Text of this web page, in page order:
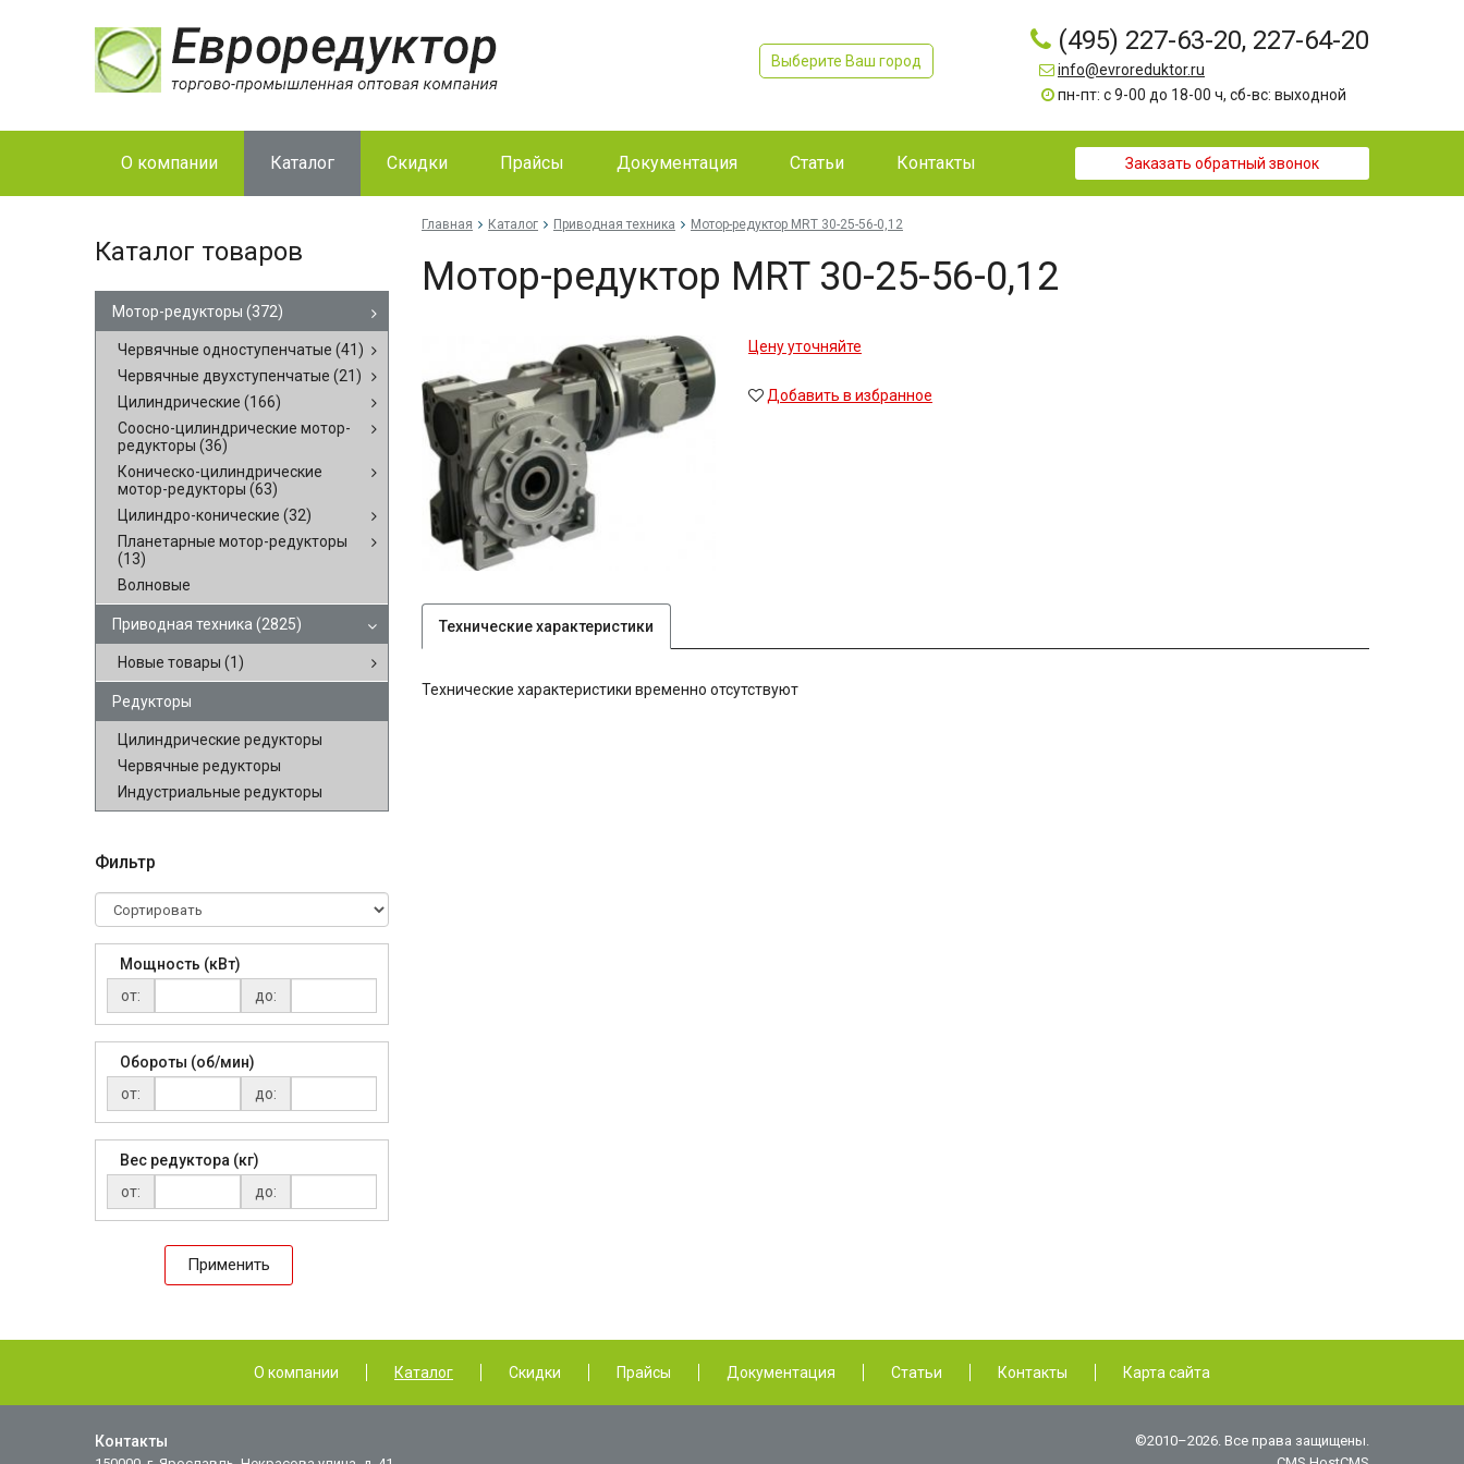
Выберите Ваш город
(495) 227-63-20, 227-64-20
info@evroreduktor.ru
пн-пт: с 9-00 до 18-00 ч, сб-вс: выходной
О компании Каталог Скидки Прайсы Документация Статьи Контакты Заказать обратный звонок
Каталог товаров
Мотор-редукторы (372)
Червячные одноступенчатые (41)
Червячные двухступенчатые (21)
Цилиндрические (166)
Соосно-цилиндрические мотор-
редукторы (36)
Коническо-цилиндрические
мотор-редукторы (63)
Цилиндро-конические (32)
Планетарные мотор-редукторы
(13)
Волновые
Приводная техника (2825)
Новые товары (1)
Редукторы
Цилиндрические редукторы
Червячные редукторы
Индустриальные редукторы
Фильтр
Мощность (кВт)
от:
до:
Обороты (об/мин)
от:
до:
Вес редуктора (кг)
от:
до:
Применить
Главная Каталог Приводная техника Мо­тор-ре­дук­тор MRT 30-25-56-0,12
Мо­тор-ре­дук­тор MRT 30-25-56-0,12
Цену уточняйте
Добавить в избранное
Технические характеристики
Технические характеристики временно отсутствуют
О компании Каталог Скидки Прайсы Документация Статьи Контакты Карта сайта
Контакты
©2010–2026. Все права защищены.